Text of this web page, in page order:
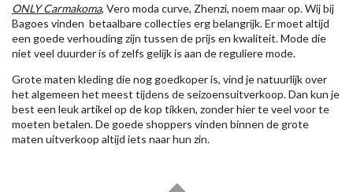
ONLY Carmakoma, Vero moda curve, Zhenzi, noem maar op. Wij bij
Bagoes vinden betaalbare collecties erg belangrijk. Er moet altijd
een goede verhouding zijn tussen de prijs en kwaliteit. Mode die
niet veel duurder is of zelfs gelijk is aan de reguliere mode.
Grote maten kleding die nog goedkoper is, vind je natuurlijk over
het algemeen het meest tijdens de seizoensuitverkoop. Dan kun je
best een leuk artikel op de kop tikken, zonder hier te veel voor te
moeten betalen. De goede shoppers vinden binnen de grote
maten uitverkoop altijd iets naar hun zin.